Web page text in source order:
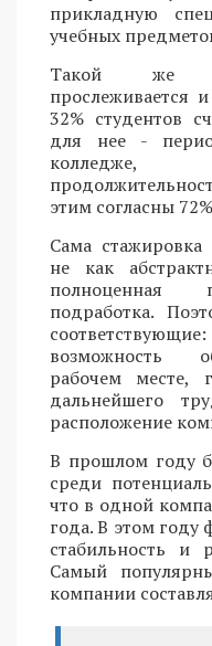
прикладную
учебных
Такой же
прослеживается
32% студентов
для нее -
этим согласны
Сама
не как
подработка.
возможность
рабочем месте,
дальнейшего
расположение
В прошлом году
среди
что в одной
года. В этом году
стабильность и
Самый
компании